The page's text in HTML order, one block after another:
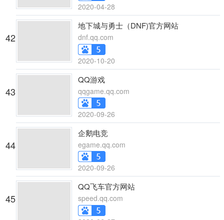
2020-04-28
42
地下城与勇士（DNF)官方网站
dnf.qq.com
2020-10-20
43
QQ游戏
qqgame.qq.com
2020-09-26
44
企鹅电竞
egame.qq.com
2020-09-26
45
QQ飞车官方网站
speed.qq.com